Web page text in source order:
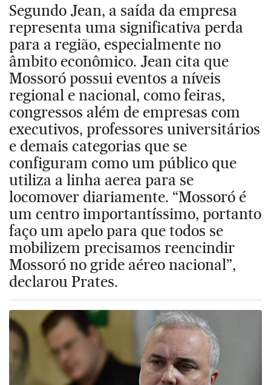
Segundo Jean, a saída da empresa
representa uma significativa perda
para a região, especialmente no
âmbito econômico. Jean cita que
Mossoró possui eventos a níveis
regional e nacional, como feiras,
congressos além de empresas com
executivos, professores universitários
e demais categorias que se
configuram como um público que
utiliza a linha aerea para se
locomover diariamente. “Mossoró é
um centro importantíssimo, portanto
faço um apelo para que todos se
mobilizem precisamos reencindir
Mossoró no gride aéreo nacional”,
declarou Prates.